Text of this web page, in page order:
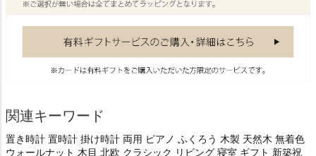
関連キーワード
置き時計 置時計 掛け時計 両用 ピアノ ふくろう 木製 天然木 無着色
ウォールナット 木目 北欧 クラシック リビング 寝室 ギフト 新築祝